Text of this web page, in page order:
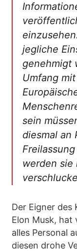
jegliche
genehmigt
Umfang
sein
diesmal an
werden sie
Der Eigner des
Elon Musk, hat
alles Personal
diesen drohe